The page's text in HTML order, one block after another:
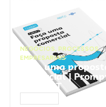
NEGÓCIOS, PROCESSOS
EMPRESARIAIS
Faça uma
comercial |
ChatGPT